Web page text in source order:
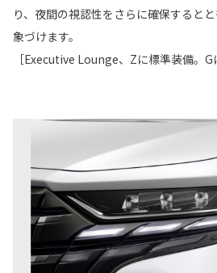
り、夜間の視認性をさらに確保すると
象づけます。
［Executive Lounge、Zに標準装備。G